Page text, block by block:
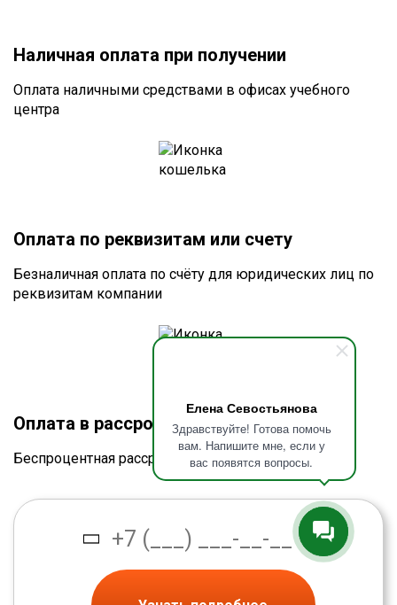
Елена Севостьянова
Здравствуйте! Готова помочь
вам. Напишите мне, если у
вас появятся вопросы.
Наличная оплата при получении
Оплата наличными средствами в офисах учебного
центра
Оплата по реквизитам или счету
Безналичная оплата по счёту для юридических лиц по
реквизитам компании
Оплата в рассрочку без процентов
Беспроцентная рассрочка от банка